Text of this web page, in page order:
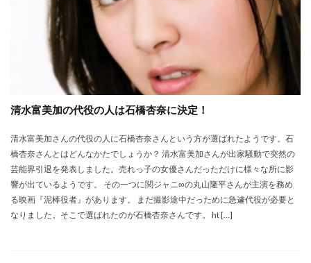
清水富美加の代役の人は石橋杏奈に決定！
清水富美加さんの代役の人に石橋杏奈さんという方が選ばれたようです。石
橋杏奈さんとはどんなかたでしょうか？ 清水富美加さんが出家騒動で突然の
芸能界引退を発表しました。売れっ子の女優さんだっただけに様々な所に影
響が出ているようです。 その一つに関ジャニ∞の丸山隆平さんが主演を務め
る映画『泥棒役者』があります。 まだ撮影途中だっために急遽代役が必要と
なりました。そこで選ばれたのが石橋杏奈さんです。 ht […]